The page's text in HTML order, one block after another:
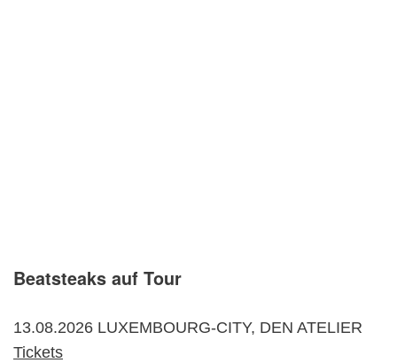
Beatsteaks auf Tour
13.08.2026 LUXEMBOURG-CITY, DEN ATELIER
Tickets